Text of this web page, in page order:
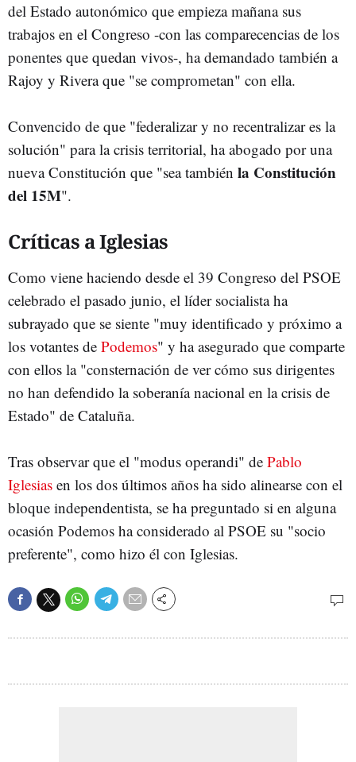
del Estado autonómico que empieza mañana sus
trabajos en el Congreso -con las comparecencias de los
ponentes que quedan vivos-, ha demandado también a
Rajoy y Rivera que "se comprometan" con ella.
Convencido de que "federalizar y no recentralizar es la
solución" para la crisis territorial, ha abogado por una
nueva Constitución que "sea también la Constitución
del 15M".
Críticas a Iglesias
Como viene haciendo desde el 39 Congreso del PSOE
celebrado el pasado junio, el líder socialista ha
subrayado que se siente "muy identificado y próximo a
los votantes de Podemos" y ha asegurado que comparte
con ellos la "consternación de ver cómo sus dirigentes
no han defendido la soberanía nacional en la crisis de
Estado" de Cataluña.
Tras observar que el "modus operandi" de Pablo
Iglesias en los dos últimos años ha sido alinearse con el
bloque independentista, se ha preguntado si en alguna
ocasión Podemos ha considerado al PSOE su "socio
preferente", como hizo él con Iglesias.